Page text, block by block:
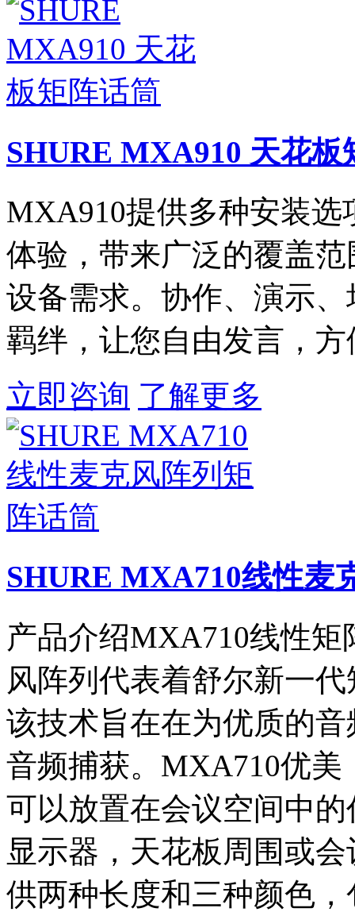
SHURE MXA910 天花板
​MXA910提供多种安装
体验，带来广泛的覆盖
设备需求。协作、演示
羁绊，让您自由发言，
立即咨询 了解更多
SHURE MXA710线性麦
产品介绍MXA710线性
风阵列代表着舒尔新一
该技术旨在在为优质的
音频捕获。MXA710优
可以放置在会议空间中
显示器，天花板周围或
供两种长度和三种颜色